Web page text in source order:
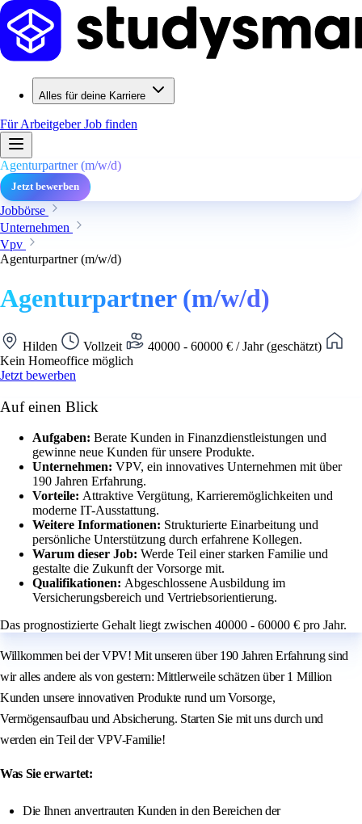
Alles für deine Karriere
Für ArbeitgeberJob finden
Agenturpartner (m/w/d)
Jetzt bewerben
Jobbörse
Unternehmen
Vpv
Agenturpartner (m/w/d)
Agenturpartner (m/w/d)
Hilden Vollzeit
40000 - 60000 € / Jahr (geschätzt)
Kein Homeoffice möglich
Jetzt bewerben
Auf einen Blick
Aufgaben: Berate Kunden in Finanzdienstleistungen und
gewinne neue Kunden für unsere Produkte.
Unternehmen: VPV, ein innovatives Unternehmen mit über
190 Jahren Erfahrung.
Vorteile: Attraktive Vergütung, Karrieremöglichkeiten und
moderne IT-Ausstattung.
Weitere Informationen: Strukturierte Einarbeitung und
persönliche Unterstützung durch erfahrene Kollegen.
Warum dieser Job: Werde Teil einer starken Familie und
gestalte die Zukunft der Vorsorge mit.
Qualifikationen: Abgeschlossene Ausbildung im
Versicherungsbereich und Vertriebsorientierung.
Das prognostizierte Gehalt liegt zwischen 40000 - 60000 € pro Jahr.
Willkommen bei der VPV! Mit unseren über 190 Jahren Erfahrung sind
wir alles andere als von gestern: Mittlerweile schätzen über 1 Million
Kunden unsere innovativen Produkte rund um Vorsorge,
Vermögensaufbau und Absicherung. Starten Sie mit uns durch und
werden ein Teil der VPV-Familie!
Was Sie erwartet:
Die Ihnen anvertrauten Kunden in den Bereichen der